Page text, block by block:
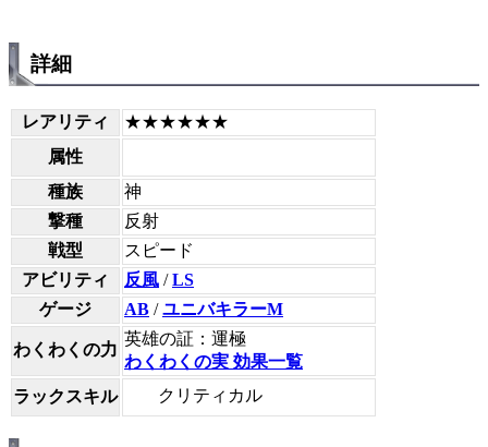
詳細
レアリティ
★★★★★★
属性
種族
神
撃種
反射
戦型
スピード
アビリティ
反風 /LS
ゲージ
AB /ユニバキラーM
わくわくの力
英雄の証：運極
わくわくの実 効果一覧
ラックスキル
クリティカル